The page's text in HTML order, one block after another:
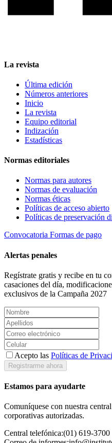
La revista
Última edición
Números anteriores
Inicio
La revista
Equipo editorial
Indización
Estadísticas
Normas editoriales
Normas para autores
Normas de evaluación
Normas éticas
Políticas de acceso abierto
Políticas de preservación
Convocatoria Formas de pago
Alertas penales
Regístrate gratis y recibe en tu
casaciones del día,
exclusivos de la Campaña 2027
Acepto las Políticas de
Registrarme ahora
Estamos para ayudarte
Comuníquese con nuestra
corporativas autorizadas.
Central telefónica:(01) 619-3700